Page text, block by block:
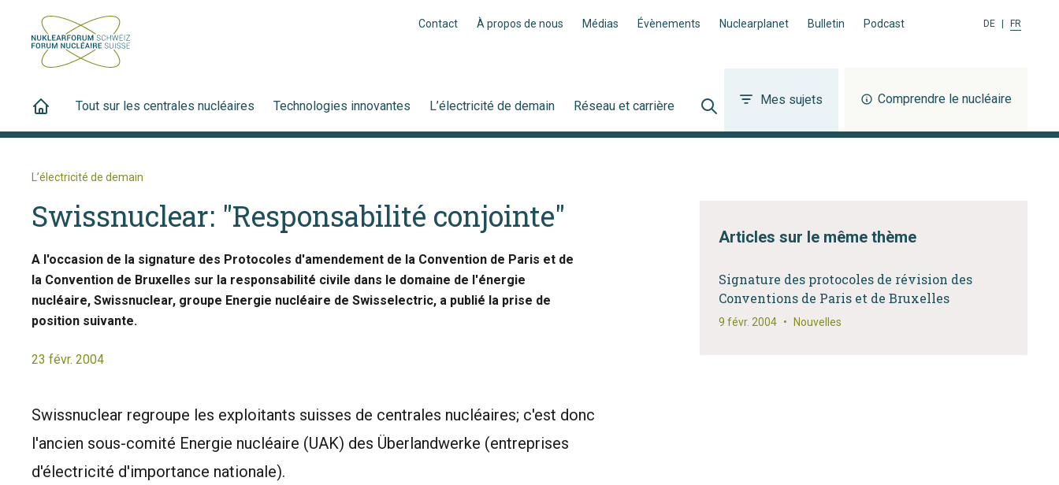
Contact À propos de nous Médias Évènements Nuclearplanet Bulletin Podcast DE FR
Tout sur les centrales nucléaires Technologies innovantes L’électricité de demain Réseau et carrière Mes sujets Comprendre le nucléaire
L’électricité de demain
Swissnuclear: "Responsabilité conjointe"
A l'occasion de la signature des Protocoles d'amendement de la Convention de Paris et de
la Convention de Bruxelles sur la responsabilité civile dans le domaine de l'énergie
nucléaire, Swissnuclear, groupe Energie nucléaire de Swisselectric, a publié la prise de
position suivante.
23 févr. 2004
Swissnuclear regroupe les exploitants suisses de centrales nucléaires; c'est donc
l'ancien sous-comité Energie nucléaire (UAK) des Überlandwerke (entreprises
d'électricité d'importance nationale).
Articles sur le même thème
Signature des protocoles de révision des
Conventions de Paris et de Bruxelles
9 févr. 2004 • Nouvelles